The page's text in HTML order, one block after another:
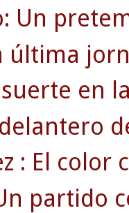
Un
última
en
: El color
partido